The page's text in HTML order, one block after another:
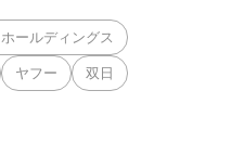
ールディングス
ヤフー 双日